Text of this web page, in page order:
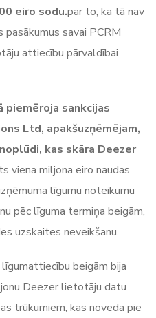
eiro sodu.par to, ka tā nav
savai PCRM
attiecību pārvaldībai
piemēroja sankcijas
Ltd, apakšuzņēmējam,
kas skāra Deezer
viena miljona eiro naudas
līgumu noteikumu
pēc līguma termiņa beigām,
uzskaites neveikšanu.
beigām bija
Deezer lietotāju datu
trūkumiem, kas noveda pie